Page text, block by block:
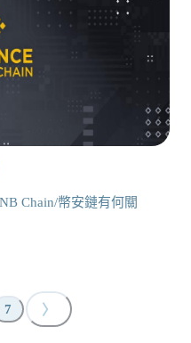
Chain/幣安鏈有何關
7 〉